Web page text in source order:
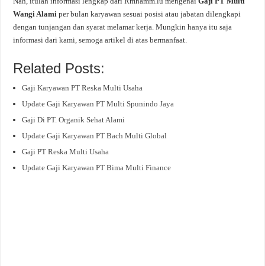
Wangi Alamiper bulan karyawan sesuai posisi atau jabatan dilengkapi
dengan tunjangan dan syarat melamar kerja. Mungkin hanya itu saja
informasi dari kami, semoga artikel di atas bermanfaat.
Related Posts:
Gaji Karyawan PT Reska Multi Usaha
Update Gaji Karyawan PT Multi Spunindo Jaya
Gaji Di PT. Organik Sehat Alami
Update Gaji Karyawan PT Bach Multi Global
Gaji PT Reska Multi Usaha
Update Gaji Karyawan PT Bima Multi Finance